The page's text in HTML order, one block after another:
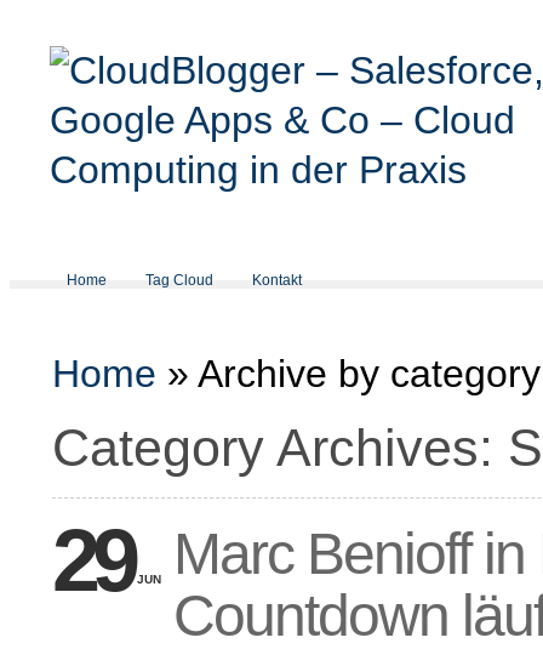
Home Tag Cloud Kontakt
Home » Archive by
Category Archives:
29 JUN
Marc Benioff
Countdown